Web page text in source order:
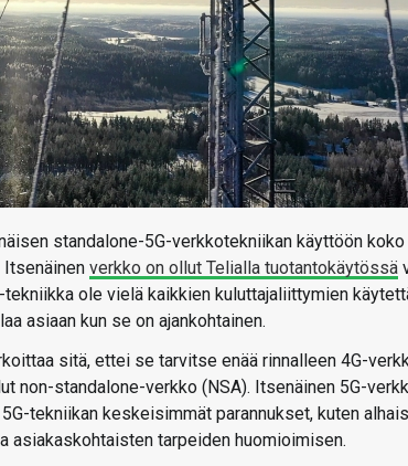
standalone-5G-verkkotekniikan käyttöön
Itsenäinen verkko on ollut Telialla tuotantokäytössä
ole vielä kaikkien kuluttajaliittymien
asiaan kun se on ajankohtainen.
sitä, ettei se tarvitse enää rinnalleen 4G-
non-standalone-verkko (NSA). Itsenäinen 5G-
tekniikan keskeisimmät parannukset, kuten
asiakaskohtaisten tarpeiden huomioimisen.